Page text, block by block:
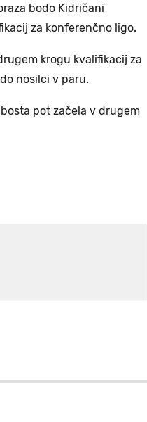
bodo Kidričani
za konferenčno ligo.
krogu kvalifikacij za
nosilci v paru.
pot začela v drugem